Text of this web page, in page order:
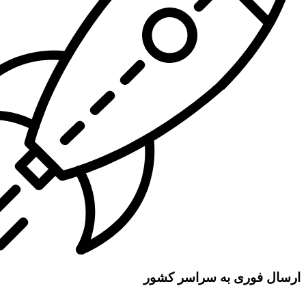
ارسال فوری به سراسر کشور